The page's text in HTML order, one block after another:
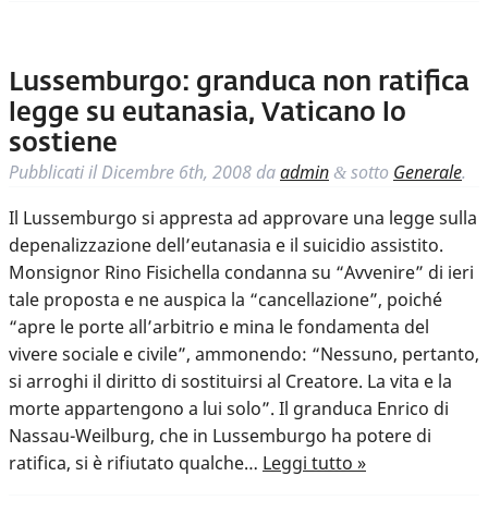
Lussemburgo: granduca non ratifica
legge su eutanasia, Vaticano lo
sostiene
Pubblicati ilDicembre 6th, 2008 daadmin & sotto Generale.
Il Lussemburgo si appresta ad approvare una legge sulla
depenalizzazione dell’eutanasia e il suicidio assistito.
Monsignor Rino Fisichella condanna su “Avvenire” di ieri
tale proposta e ne auspica la “cancellazione”, poiché
“apre le porte all’arbitrio e mina le fondamenta del
vivere sociale e civile”, ammonendo: “Nessuno, pertanto,
si arroghi il diritto di sostituirsi al Creatore. La vita e la
morte appartengono a lui solo”. Il granduca Enrico di
Nassau-Weilburg, che in Lussemburgo ha potere di
ratifica, si è rifiutato qualche… Leggi tutto »